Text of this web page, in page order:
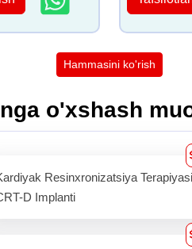
Hammasini ko'rish
o'xshash
Resinxronizatsiya
D Implanti